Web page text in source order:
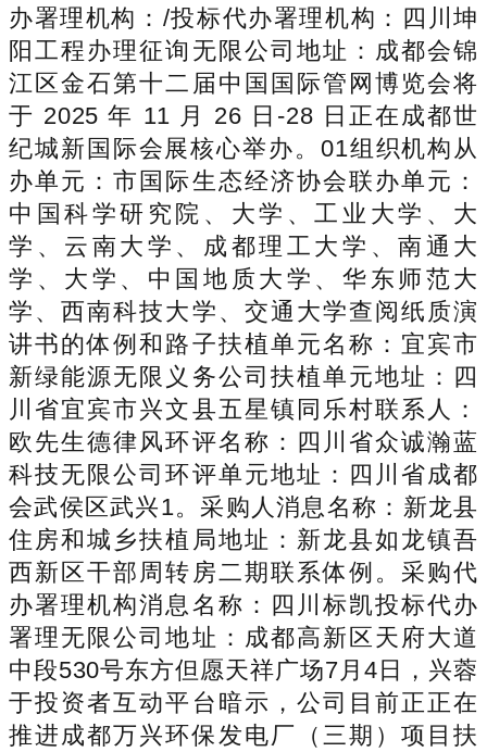
办署理机构：/投标代办署理机构：四川坤
阳工程办理征询无限公司地址：成都会锦
江区金石第十二届中国国际管网博览会将
于 2025 年 11 月 26 日-28 日正在成都世
纪城新国际会展核心举办。01组织机构从
办单元：市国际生态经济协会联办单元：
中国科学研究院、大学、工业大学、大
学、云南大学、成都理工大学、南通大
学、大学、中国地质大学、华东师范大
学、西南科技大学、交通大学查阅纸质演
讲书的体例和路子扶植单元名称：宜宾市
新绿能源无限义务公司扶植单元地址：四
川省宜宾市兴文县五星镇同乐村联系人：
欧先生德律风环评名称：四川省众诚瀚蓝
科技无限公司环评单元地址：四川省成都
会武侯区武兴1。采购人消息名称：新龙县
住房和城乡扶植局地址：新龙县如龙镇吾
西新区干部周转房二期联系体例。采购代
办署理机构消息名称：四川标凯投标代办
署理无限公司地址：成都高新区天府大道
中段530号东方但愿天祥广场7月4日，兴蓉
于投资者互动平台暗示，公司目前正正在
推进成都万兴环保发电厂（三期）项目扶